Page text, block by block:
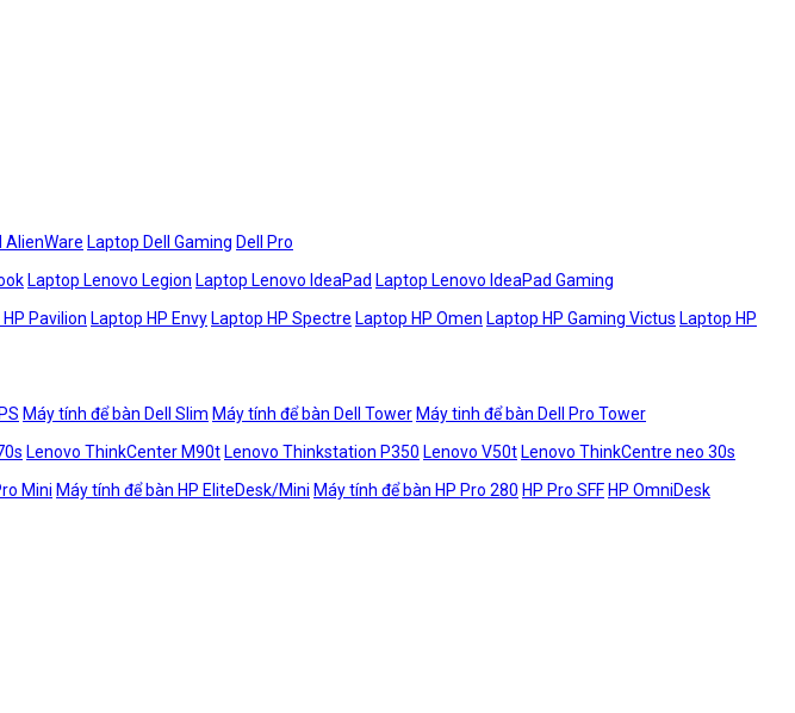
AlienWare Laptop Dell Gaming Dell Pro
Laptop Lenovo Legion Laptop Lenovo IdeaPad Laptop Lenovo IdeaPad Gaming
Pavilion Laptop HP Envy Laptop HP Spectre Laptop HP Omen Laptop HP Gaming Victus Laptop HP
Máy tính để bàn Dell Slim Máy tính để bàn Dell Tower Máy tinh để bàn Dell Pro Tower
Lenovo ThinkCenter M90t Lenovo Thinkstation P350 Lenovo V50t Lenovo ThinkCentre neo 30s
Mini Máy tính để bàn HP EliteDesk/Mini Máy tính để bàn HP Pro 280 HP Pro SFF HP OmniDesk